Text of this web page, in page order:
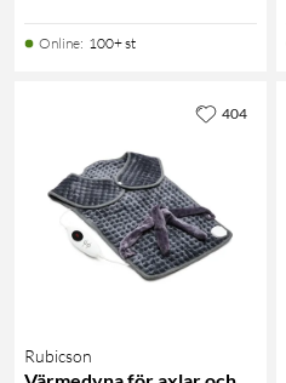
Online: 100+ st
Rubicson
404